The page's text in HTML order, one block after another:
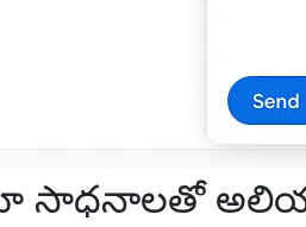
సాధనాల‌తో